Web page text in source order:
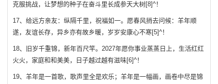
克服挑战，让梦想的种子在奋斗里长成参天大树[8]^！
17、给远方亲友：纵隔千里，祝福如一。愿春风捎去问候：羊年顺
遂，友谊长存，异乡亦有故乡暖，岁岁安康心不寒[5]^！
18、旧岁千重锦，新年百尺竿。2027年愿你事业蒸蒸日上，生活红红
火火，家庭和和美美，日子越过越有滋味[6]^！
19、羊年是一首歌，歌声里全是欢乐；羊年是一幅画，画卷中尽是锦